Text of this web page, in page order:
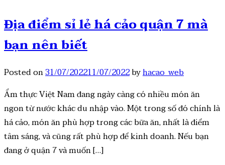
Địa điểm sỉ lẻ há cảo quận 7 mà
bạn nên biết
Posted on31/07/202211/07/2022byhacao_web
Ẩm thực Việt Nam đang ngày càng có nhiều món ăn
ngon từ nước khác du nhập vào. Một trong số đó chính là
há cảo, món ăn phù hợp trong các bữa ăn, nhất là điểm
tâm sáng, và cũng rất phù hợp để kinh doanh. Nếu bạn
đang ở quận 7 và muốn […]